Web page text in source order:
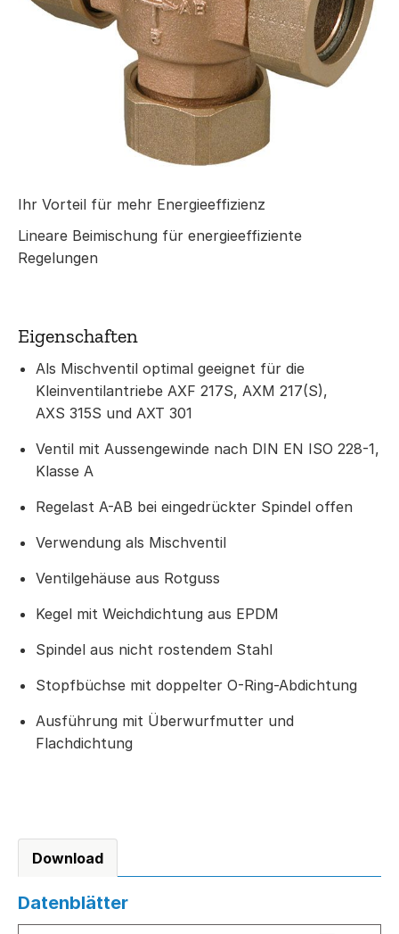
Ihr Vorteil für mehr Energieeffizienz
Lineare Beimischung für energieeffiziente
Regelungen
Eigenschaften
Als Mischventil optimal geeignet für die
Kleinventilantriebe AXF 217S, AXM 217(S),
AXS 315S und AXT 301
Ventil mit Aussengewinde nach DIN EN ISO 228-1,
Klasse A
Regelast A-AB bei eingedrückter Spindel offen
Verwendung als Mischventil
Ventilgehäuse aus Rotguss
Kegel mit Weichdichtung aus EPDM
Spindel aus nicht rostendem Stahl
Stopfbüchse mit doppelter O-Ring-Abdichtung
Ausführung mit Überwurfmutter und
Flachdichtung
Download
Datenblätter